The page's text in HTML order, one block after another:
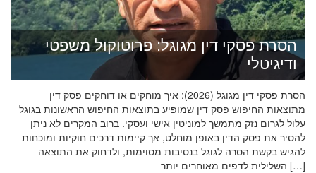
הסרת פסקי דין מגוגל: פרוטוקול משפטי
ודיגיטלי
הסרת פסקי דין מגוגל (2026): איך מוחקים או דוחקים פסק דין
מתוצאות החיפוש פסק דין שמופיע בתוצאות החיפוש הראשונות בגוגל
עלול לגרום נזק מתמשך למוניטין אישי ועסקי. ברוב המקרים לא ניתן
להסיר את פסק הדין באופן מוחלט, אך קיימות דרכים חוקיות ומוכחות
להגיש בקשת הסרה לגוגל בנסיבות מסוימות, ולדחוק את התוצאה
השלילית לדפים מאוחרים יותר […]